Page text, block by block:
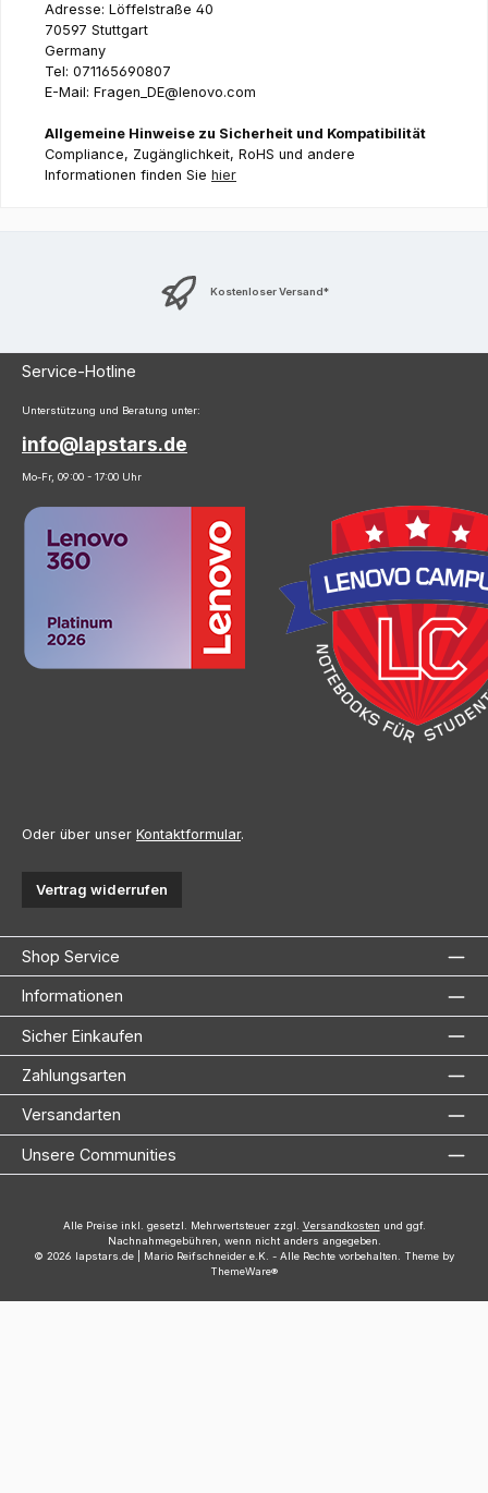
Adresse: Löffelstraße 40
70597 Stuttgart
Germany
Tel: 071165690807
E-Mail: Fragen_DE@lenovo.com
Allgemeine Hinweise zu Sicherheit und Kompatibilität
Compliance, Zugänglichkeit, RoHS und andere
Informationen finden Sie hier
Kostenloser Versand*
Service-Hotline
Unterstützung und Beratung unter:
info@lapstars.de
Mo-Fr, 09:00 - 17:00 Uhr
Oder über unser Kontaktformular.
Vertrag widerrufen
Shop Service
Informationen
Sicher Einkaufen
Zahlungsarten
Versandarten
Unsere Communities
Alle Preise inkl. gesetzl. Mehrwertsteuer zzgl. Versandkosten und ggf.
Nachnahmegebühren, wenn nicht anders angegeben.
© 2026 lapstars.de | Mario Reifschneider e.K. - Alle Rechte vorbehalten. Theme by
ThemeWare®